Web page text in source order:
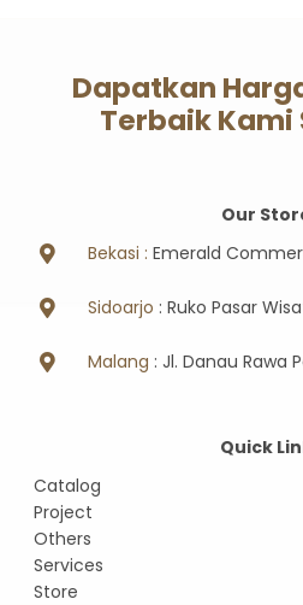
Dapatkan
Terbaik Kami
Our
Bekasi : Emerald
Sidoarjo : Ruko Pasar
Malang : Jl. Danau Rawa
Quick
Catalog
Project
Others
Services
Store